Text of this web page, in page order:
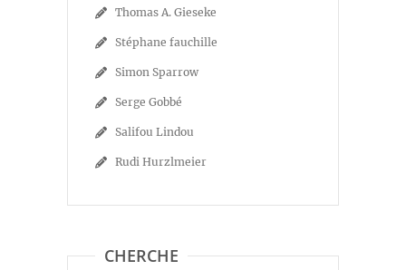
Thomas A. Gieseke
Stéphane fauchille
Simon Sparrow
Serge Gobbé
Salifou Lindou
Rudi Hurzlmeier
CHERCHE